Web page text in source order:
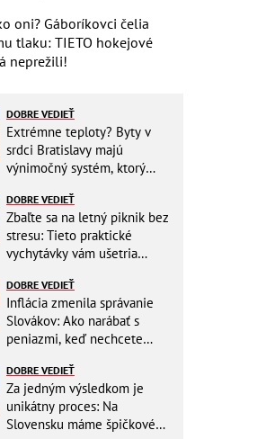
oni? Gáboríkovci čelia
tlaku: TIETO hokejové
neprežili!
DOBRE VEDIEŤ
Extrémne teploty? Byty v
srdci Bratislavy majú
výnimočný systém, ktorý
DOBRE VEDIEŤ
Zbaľte sa na letný piknik bez
stresu: Tieto praktické
vychytávky vám ušetria
DOBRE VEDIEŤ
Inflácia zmenila správanie
Slovákov: Ako narábať s
peniazmi, keď nechcete
DOBRE VEDIEŤ
Za jedným výsledkom je
unikátny proces: Na
Slovensku máme špičkové